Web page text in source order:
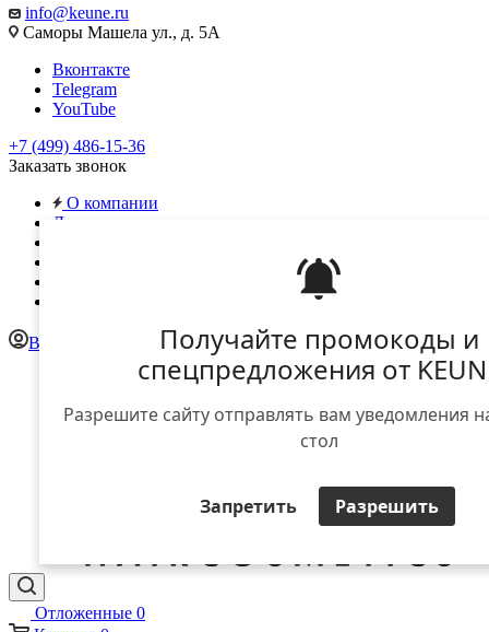
Получайте промокоды и
спецпредложения от
Разрешите сайту отправлять вам уведомления
стол
Запретить Разрешить
info@keune.ru
Саморы Машела ул., д. 5А
Вконтакте
Telegram
YouTube
+7 (499) 486-15-36
Заказать звонок
О компании
Доставка и оплата
Войти
Отложенные 0